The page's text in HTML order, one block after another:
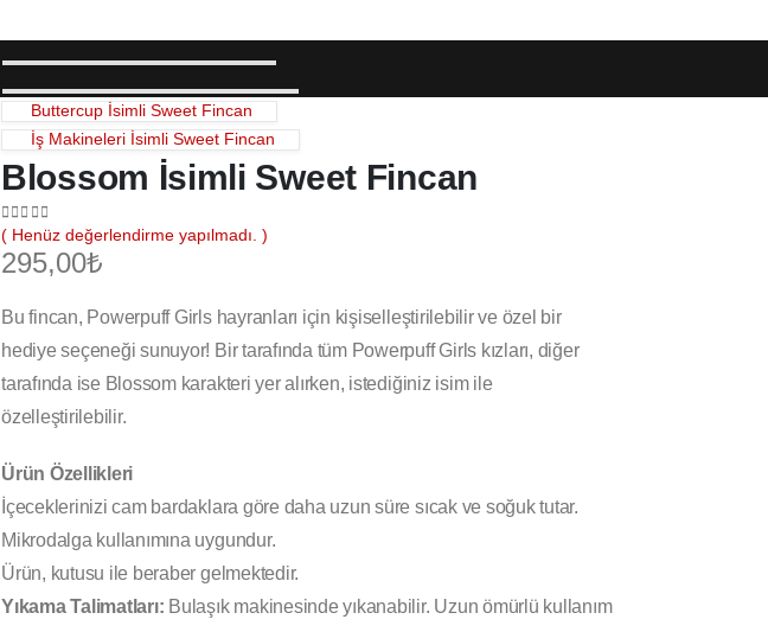
Buttercup İsimli Sweet Fincan
İş Makineleri İsimli Sweet Fincan
Blossom İsimli Sweet Fincan
0 out of 5
( Henüz değerlendirme yapılmadı. )
295,00₺
Bu fincan, Powerpuff Girls hayranları için kişiselleştirilebilir ve özel bir
hediye seçeneği sunuyor! Bir tarafında tüm Powerpuff Girls kızları, diğer
tarafında ise Blossom karakteri yer alırken, istediğiniz isim ile
özelleştirilebilir.
Ürün Özellikleri
İçeceklerinizi cam bardaklara göre daha uzun süre sıcak ve soğuk tutar.
Mikrodalga kullanımına uygundur.
Ürün, kutusu ile beraber gelmektedir.
Yıkama Talimatları: Bulaşık makinesinde yıkanabilir. Uzun ömürlü kullanım